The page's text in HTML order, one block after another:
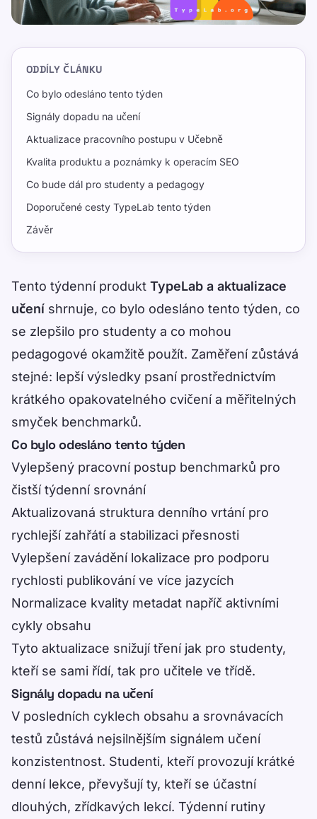
ODDÍLY ČLÁNKU
Co bylo odesláno tento týden
Signály dopadu na učení
Aktualizace pracovního postupu v Učebně
Kvalita produktu a poznámky k operacím SEO
Co bude dál pro studenty a pedagogy
Doporučené cesty TypeLab tento týden
Závěr
Tento týdenní produkt TypeLab a aktualizace
učení shrnuje, co bylo odesláno tento týden, co
se zlepšilo pro studenty a co mohou
pedagogové okamžitě použít. Zaměření zůstává
stejné: lepší výsledky psaní prostřednictvím
krátkého opakovatelného cvičení a měřitelných
smyček benchmarků.
Co bylo odesláno tento týden
Vylepšený pracovní postup benchmarků pro
čistší týdenní srovnání
Aktualizovaná struktura denního vrtání pro
rychlejší zahřátí a stabilizaci přesnosti
Vylepšení zavádění lokalizace pro podporu
rychlosti publikování ve více jazycích
Normalizace kvality metadat napříč aktivními
cykly obsahu
Tyto aktualizace snižují tření jak pro studenty,
kteří se sami řídí, tak pro učitele ve třídě.
Signály dopadu na učení
V posledních cyklech obsahu a srovnávacích
testů zůstává nejsilnějším signálem učení
konzistentnost. Studenti, kteří provozují krátké
denní lekce, převyšují ty, kteří se účastní
dlouhých, zřídkavých lekcí. Týdenní rutiny